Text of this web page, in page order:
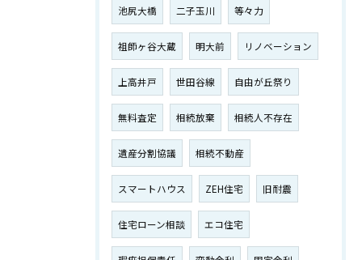
池尻大橋 二子玉川 等々力
祖師ヶ谷大蔵 明大前 リノベーション
上高井戸 世田谷線 自由が丘祭り
無料査定 相続放棄 相続人不存在
遺産分割協議 相続不動産
スマートハウス ZEH住宅 旧耐震
住宅ローン相談 エコ住宅